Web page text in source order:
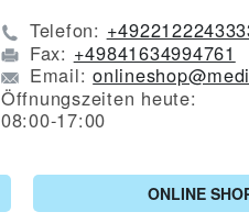
Telefon:
Fax: +49841634994761
Email:
Öffnungszeiten heute:
08:00-17:00
ONLINE